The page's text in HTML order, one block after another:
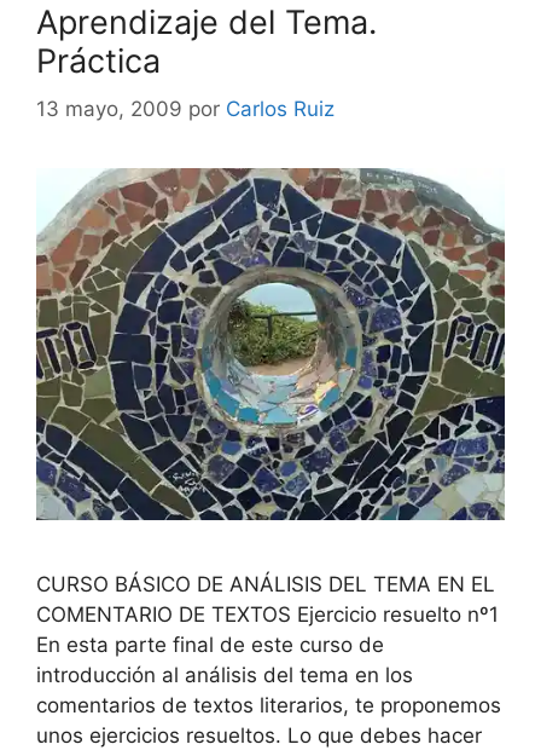
Aprendizaje del Tema.
Práctica
13 mayo, 2009 por Carlos Ruiz
CURSO BÁSICO DE ANÁLISIS DEL TEMA EN EL
COMENTARIO DE TEXTOS Ejercicio resuelto nº1
En esta parte final de este curso de
introducción al análisis del tema en los
comentarios de textos literarios, te proponemos
unos ejercicios resueltos. Lo que debes hacer